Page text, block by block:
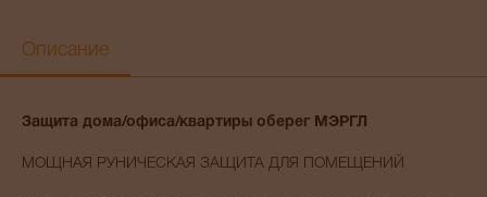
Описание
Защита дома/офиса/квартиры оберег МЭРГЛ
МОЩНАЯ РУНИЧЕСКАЯ ЗАЩИТА ДЛЯ ПОМЕЩЕНИЙ